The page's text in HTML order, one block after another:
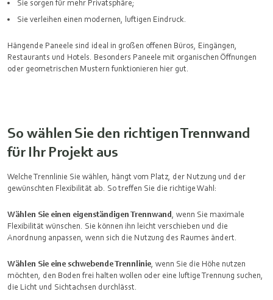
Sie sorgen für mehr Privatsphäre;
Sie verleihen einen modernen, luftigen Eindruck.
Hängende Paneele sind ideal in großen offenen Büros, Eingängen,
Restaurants und Hotels. Besonders Paneele mit organischen Öffnungen
oder geometrischen Mustern funktionieren hier gut.
So wählen Sie den richtigen Trennwand
für Ihr Projekt aus
Welche Trennlinie Sie wählen, hängt vom Platz, der Nutzung und der
gewünschten Flexibilität ab. So treffen Sie die richtige Wahl:
Wählen Sie einen eigenständigen Trennwand , wenn Sie maximale
Flexibilität wünschen. Sie können ihn leicht verschieben und die
Anordnung anpassen, wenn sich die Nutzung des Raumes ändert.
Wählen Sie eine schwebende Trennlinie , wenn Sie die Höhe nutzen
möchten, den Boden frei halten wollen oder eine luftige Trennung suchen,
die Licht und Sichtachsen durchlässt.